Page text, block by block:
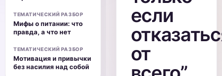
если
от
ТЕМАТИЧЕСКИЙ РАЗБОР
Мифы о питании: что
правда, а что нет
ТЕМАТИЧЕСКИЙ РАЗБОР
Мотивация и привычки
без насилия над собой